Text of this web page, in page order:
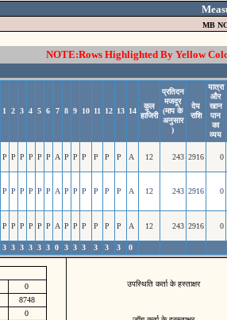
MB
NOTE:Rows Highlighted By Yellow
1 2 3 4 5 6 7 8 9 10 11 12 13 14
कुल
हाजिरी
प्रतिदन
मजदूर
(माप के
अनुसार
)
देय
राशि
यात्रा
और
खान
पान
का
व्यय
P P P P P P A P P P P P P A 12 243 2916 0
P P P P P P A P P P P P P A 12 243 2916 0
P P P P P P A P P P P P P A 12 243 2916 0
3 3 3 3 3 3 0 3 3 3 3 3 3 0
0
8748
0
उपस्थिति कर्ता के हस्ताक्षर